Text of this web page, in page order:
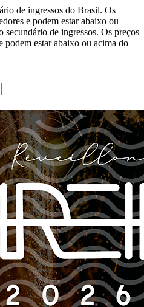
de ingressos do Brasil. Os
e podem estar abaixo ou
secundário de ingressos. Os preços
podem estar abaixo ou acima do